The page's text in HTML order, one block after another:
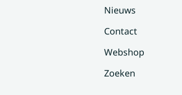
Nieuws
Contact
Webshop
Zoeken